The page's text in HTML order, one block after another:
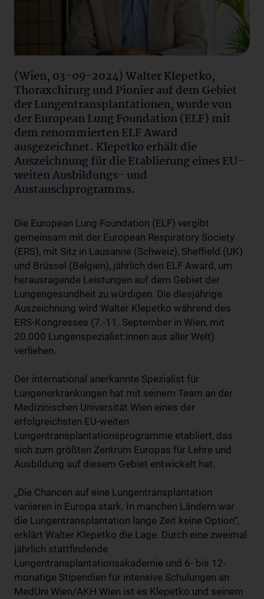
(Wien, 03-09-2024) Walter Klepetko,
Thoraxchirurg und Pionier auf dem Gebiet
der Lungentransplantationen, wurde von
der European Lung Foundation (ELF) mit
dem renommierten ELF Award
ausgezeichnet. Klepetko erhält die
Auszeichnung für die Etablierung eines EU-
weiten Ausbildungs- und
Austauschprogramms.
Die European Lung Foundation (ELF) vergibt
gemeinsam mit der European Respiratory Society
(ERS), mit Sitz in Lausanne (Schweiz), Sheffield (UK)
und Brüssel (Belgien), jährlich den ELF Award, um
herausragende Leistungen auf dem Gebiet der
Lungengesundheit zu würdigen. Die diesjährige
Auszeichnung wird Walter Klepetko während des
ERS-Kongresses (7.-11. September in Wien, mit
20.000 Lungenspezialist:innen aus aller Welt)
verliehen.
Der international anerkannte Spezialist für
Lungenerkrankungen hat mit seinem Team an der
Medizinischen Universität Wien eines der
erfolgreichsten EU-weiten
Lungentransplantationsprogramme etabliert, das
sich zum größten Zentrum Europas für Lehre und
Ausbildung auf diesem Gebiet entwickelt hat.
„Die Chancen auf eine Lungentransplantation
variieren in Europa stark. In manchen Ländern war
die Lungentransplantation lange Zeit keine Option“,
erklärt Walter Klepetko die Lage. Durch eine zweimal
jährlich stattfindende
Lungentransplantationsakademie und 6- bis 12-
monatige Stipendien für intensive Schulungen an
MedUni Wien/AKH Wien ist es Klepetko und seinem